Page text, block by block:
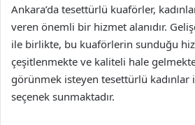
Ankara’da tesettürlü kuaförler,
veren önemli bir hizmet alanıdır.
ile birlikte, bu kuaförlerin sunduğu
çeşitlenmekte ve kaliteli hale
görünmek isteyen tesettürlü kadınlar
seçenek sunmaktadır.